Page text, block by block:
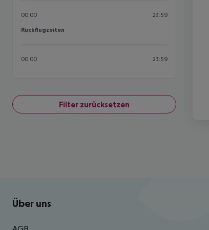
00:00 23:59
Rückflugzeiten
Rückflugzeiten
00:00 23:59
Filter zurücksetzen
Footer navigation
Über uns